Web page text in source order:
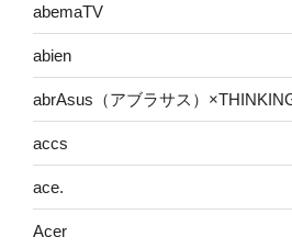
abemaTV
abien
abrAsus（アブラサス）
accs
ace.
Acer